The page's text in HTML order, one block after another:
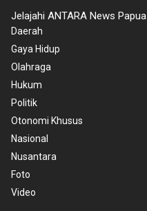
Jelajahi ANTARA News Papua
Daerah
Gaya Hidup
Olahraga
Hukum
Politik
Otonomi Khusus
Nasional
Nusantara
Foto
Video